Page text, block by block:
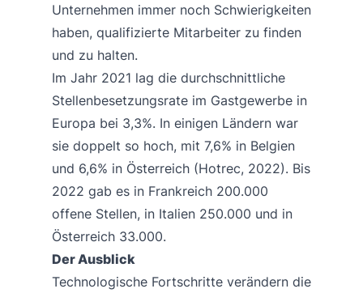
Unternehmen immer noch Schwierigkeiten
haben, qualifizierte Mitarbeiter zu finden
und zu halten.
Im Jahr 2021 lag die durchschnittliche
Stellenbesetzungsrate im Gastgewerbe in
Europa bei 3,3%. In einigen Ländern war
sie doppelt so hoch, mit 7,6% in Belgien
und 6,6% in Österreich (Hotrec, 2022). Bis
2022 gab es in Frankreich 200.000
offene Stellen, in Italien 250.000 und in
Österreich 33.000.
Der Ausblick
Technologische Fortschritte verändern die